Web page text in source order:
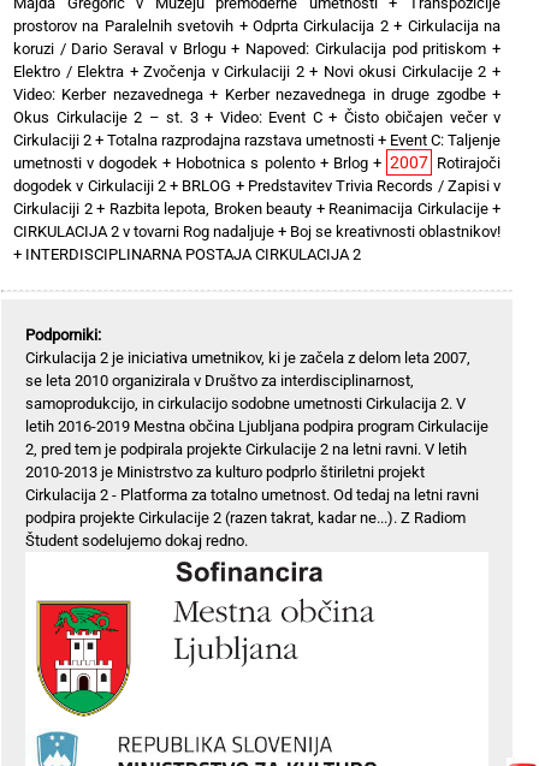
prostorov na Paralelnih svetovih +Odprta Cirkulacija 2+ Cirkulacija na
koruzi / Dario Seraval v Brlogu+ Napoved: Cirkulacija pod pritiskom +
Elektro / Elektra +Zvočenja v Cirkulaciji 2+ Novi okusi Cirkulacije 2 +
Video: Kerber nezavednega+ Kerber nezavednega in druge zgodbe+
Okus Cirkulacije 2 – st. 3+ Video: Event C+ Čisto običajen večer v
Cirkulaciji 2 + Totalna razprodajna razstava umetnosti + Event C: Taljenje
umetnosti v dogodek + Hobotnica s polento+ Brlog+ 2007 Rotirajoči
dogodek v Cirkulaciji 2+ BRLOG + Predstavitev Trivia Records / Zapisi v
Cirkulaciji 2+ Razbita lepota, Broken beauty + Reanimacija Cirkulacije+
CIRKULACIJA 2 v tovarni Rog nadaljuje + Boj se kreativnosti oblastnikov!
+ INTERDISCIPLINARNA POSTAJA CIRKULACIJA 2
Podporniki:
Cirkulacija 2 je iniciativa umetnikov, ki je začela z delom leta 2007,
se leta 2010 organizirala v Društvo za interdisciplinarnost,
samoprodukcijo, in cirkulacijo sodobne umetnosti Cirkulacija 2. V
letih 2016-2019 Mestna občina Ljubljana podpira program Cirkulacije
2, pred tem je podpirala projekte Cirkulacije 2 na letni ravni. V letih
2010-2013 je Ministrstvo za kulturo podprlo štiriletni projekt
Cirkulacija 2 - Platforma za totalno umetnost. Od tedaj na letni ravni
podpira projekte Cirkulacije 2 (razen takrat, kadar ne...). Z Radiom
Študent sodelujemo dokaj redno.